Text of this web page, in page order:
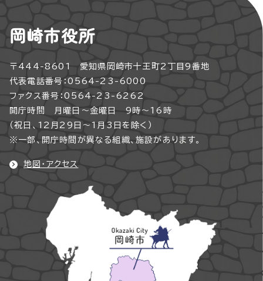
岡崎市役所
〒444-8601 愛知県岡崎市十王町2丁目9番地
代表電話番号：0564-23-6000
ファクス番号：0564-23-6262
開庁時間 月曜日～金曜日 9時～16時
（祝日、12月29日～1月3日を除く）
※一部、開庁時間が異なる組織、施設があります。
地図・アクセス